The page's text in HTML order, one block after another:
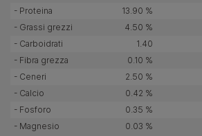
- Proteina
13.90 %
- Grassi grezzi
4.50 %
- Carboidrati
1.40
- Fibra grezza
0.10 %
- Ceneri
2.50 %
- Calcio
0.42 %
- Fosforo
0.35 %
- Magnesio
0.03 %